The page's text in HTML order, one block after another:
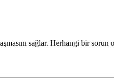
sağlar. Herhangi bir